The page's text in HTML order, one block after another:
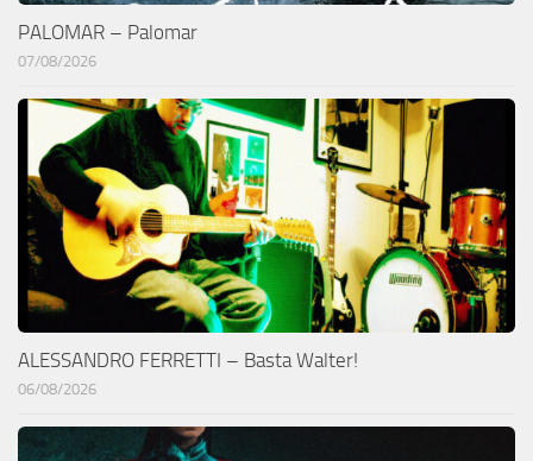
PALOMAR – Palomar
07/08/2026
ALESSANDRO FERRETTI – Basta Walter!
06/08/2026